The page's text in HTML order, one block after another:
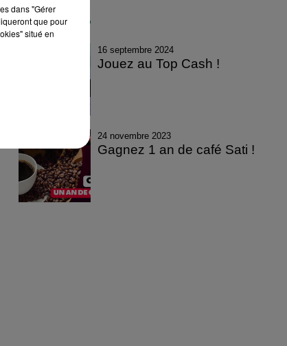
16 septembre 2024
Jouez au Top Cash !
24 novembre 2023
Gagnez 1 an de café Sati !
dans "Gérer
que pour
situé en